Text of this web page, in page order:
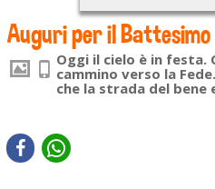
Auguri per il Battesimo
Oggi il cielo è in
cammino verso la
che la strada del bene